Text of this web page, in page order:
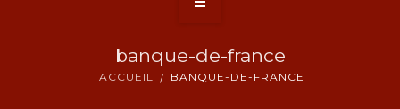
banque-de-france
ACCUEIL BANQUE-DE-FRANCE